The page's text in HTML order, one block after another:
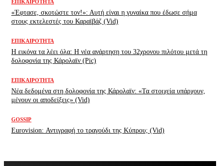
ΕΠΙΚΑΙΡΌΤΗΤΑ
«Έφτασε, σκοτώστε τον!»: Αυτή είναι η γυναίκα που έδωσε σήμα
στους εκτελεστές του Καραϊβάζ (Vid)
ΕΠΙΚΑΙΡΌΤΗΤΑ
H εικόνα τα λέει όλα: H νέα ανάρτηση του 32χρονου πιλότου μετά τη
δολοφονία της Κάρολαϊν (Pic)
ΕΠΙΚΑΙΡΌΤΗΤΑ
Νέα δεδομένα στη δολοφονία της Κάρολαϊν: «Τα στοιχεία υπάρχουν,
μένουν οι αποδείξεις» (Vid)
GOSSIP
Eurovision: Αντιγραφή το τραγούδι της Κύπρου; (Vid)